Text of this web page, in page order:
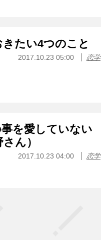
たい4つのこと
2017.10.23 05:00 恋学
を愛していない
ん）
2017.10.23 04:00 恋学